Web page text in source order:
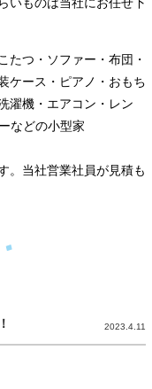
たつ・ソファー・布団・
ケース・ピアノ・おもち
濯機・エアコン・レン
などの小型家
。当社営業社員が見積も
2023.4.11